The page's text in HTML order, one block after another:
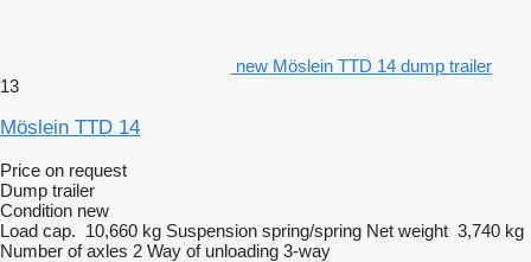
new Möslein TTD 14 dump trailer
13
Möslein TTD 14
Price on request
Dump trailer
Condition new
Load cap. 10,660 kg Suspension spring/spring Net weight 3,740 kg
Number of axles 2 Way of unloading 3-way